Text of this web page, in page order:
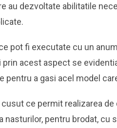
au dezvoltate abilitatile
pot fi executate cu un
acest aspect se
pentru a gasi acel model
ce permit realizarea
nasturilor, pentru brodat,